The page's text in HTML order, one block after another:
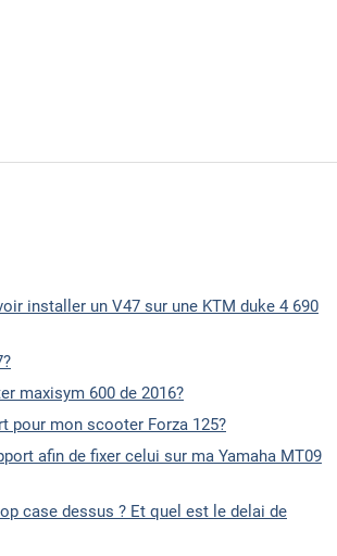
installer un V47 sur une KTM duke 4 690
maxisym 600 de 2016?
pour mon scooter Forza 125?
afin de fixer celui sur ma Yamaha MT09
case dessus ? Et quel est le delai de